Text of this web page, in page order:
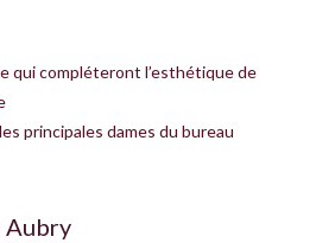
qui compléteront l’esthétique de
principales dames du bureau
Aubry